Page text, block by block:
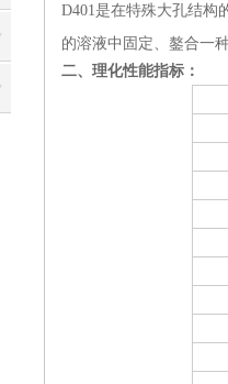
D401是在特殊大孔结构
的溶液中固定、鏊合一
二、理化性能指标：